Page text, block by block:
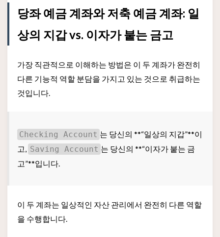
당좌 예금 계좌와 저축 예금 계좌: 일
상의 지갑 vs. 이자가 붙는 금고
가장 직관적으로 이해하는 방법은 이 두 계좌가 완전히
다른 기능적 역할 분담을 가지고 있는 것으로 취급하는
것입니다.
Checking Account 는 당신의 **“일상의 지갑”**이
고, Saving Account 는 당신의 **“이자가 붙는 금
고”**입니다.
이 두 계좌는 일상적인 자산 관리에서 완전히 다른 역할
을 수행합니다.